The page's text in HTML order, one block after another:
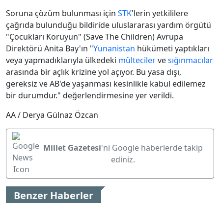
Soruna çözüm bulunması için STK'lerin yetkililere
çağrıda bulunduğu bildiride uluslararası yardım örgütü
"Çocukları Koruyun" (Save The Children) Avrupa
Direktörü Anita Bay'ın "Yunanistan hükümeti yaptıkları
veya yapmadıklarıyla ülkedeki mültecilervesığınmacılar
arasında bir açlık krizine yol açıyor. Bu yasa dışı,
gereksiz ve AB'de yaşanması kesinlikle kabul edilemez
bir durumdur." değerlendirmesine yer verildi.
AA / Derya Gülnaz Özcan
Millet Gazetesi'ni Google haberlerde takip
ediniz.
Benzer Haberler